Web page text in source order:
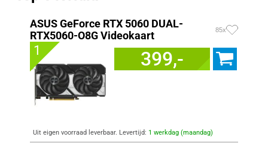
ASUS GeForce RTX 5060 DUAL-
RTX5060-O8G Videokaart
85x
1 399,-
Uit eigen voorraad leverbaar. Levertijd: 1 werkdag (maandag)